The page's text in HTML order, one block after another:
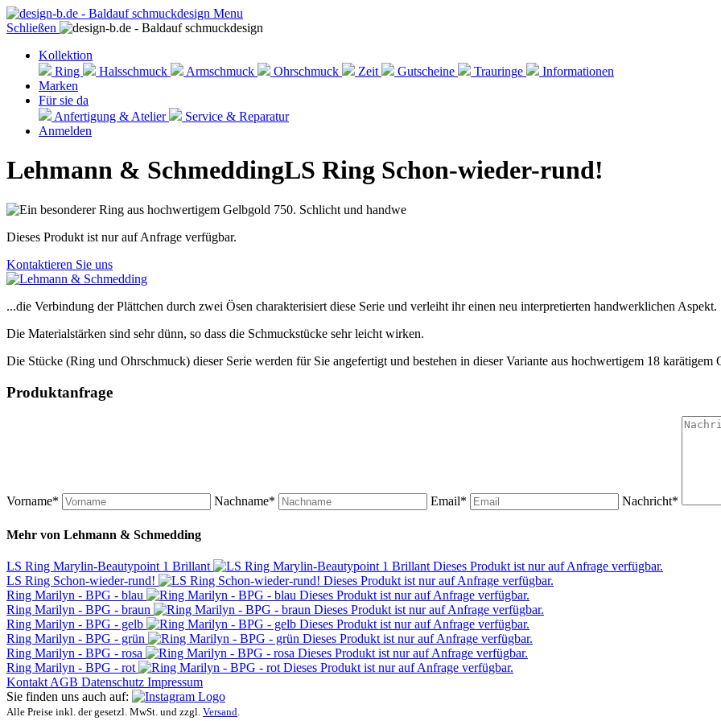
Menu
Schließen
Kollektion
Ring
Halsschmuck Armschmuck Ohrschmuck Zeit Gutscheine Trauringe
Informationen
Marken
Für sie da
Anfertigung & Atelier
Service & Reparatur
Anmelden
Lehmann & SchmeddingLS Ring Schon-wieder-rund!
Dieses Produkt ist nur auf Anfrage verfügbar.
Kontaktieren Sie uns
...die Verbindung der Plättchen durch zwei Ösen charakterisiert diese Serie und verleiht ihr einen neu interpretierten handwerklichen Aspekt.
Die Materialstärken sind sehr dünn, so dass die Schmuckstücke sehr leicht wirken.
Die Stücke (Ring und Ohrschmuck) dieser Serie werden für Sie angefertigt und bestehen in dieser Variante aus hochwertigem 18 karätigem
Produktanfrage
Vorname* Nachname* Email* Nachricht*
Mehr von Lehmann & Schmedding
LS Ring Marylin-Beautypoint 1 Brillant
Dieses Produkt ist nur auf Anfrage verfügbar.
LS Ring Schon-wieder-rund!
Dieses Produkt ist nur auf Anfrage verfügbar.
Ring Marilyn - BPG - blau
Dieses Produkt ist nur auf Anfrage verfügbar.
Ring Marilyn - BPG - braun
Dieses Produkt ist nur auf Anfrage verfügbar.
Ring Marilyn - BPG - gelb
Dieses Produkt ist nur auf Anfrage verfügbar.
Ring Marilyn - BPG - grün
Dieses Produkt ist nur auf Anfrage verfügbar.
Ring Marilyn - BPG - rosa
Dieses Produkt ist nur auf Anfrage verfügbar.
Ring Marilyn - BPG - rot
Dieses Produkt ist nur auf Anfrage verfügbar.
Kontakt AGB Datenschutz Impressum
Sie finden uns auch auf:
Alle Preise inkl. der gesetzl. MwSt. und zzgl. Versand